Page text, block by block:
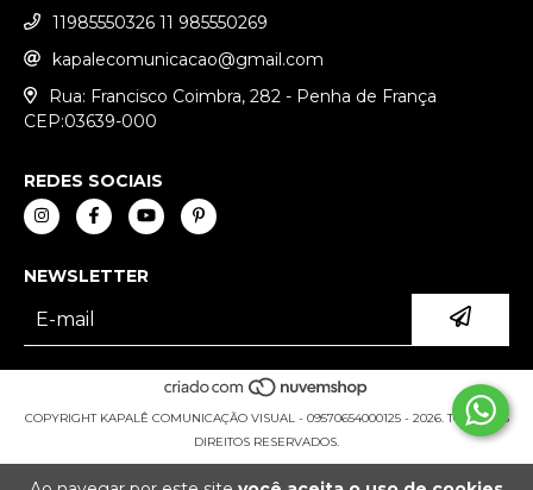
11985550326 11 985550269
kapalecomunicacao@gmail.com
Rua: Francisco Coimbra, 282 - Penha de França
CEP:03639-000
REDES SOCIAIS
NEWSLETTER
COPYRIGHT KAPALÊ COMUNICAÇÃO VISUAL - 09570654000125 - 2026. TODOS OS
DIREITOS RESERVADOS.